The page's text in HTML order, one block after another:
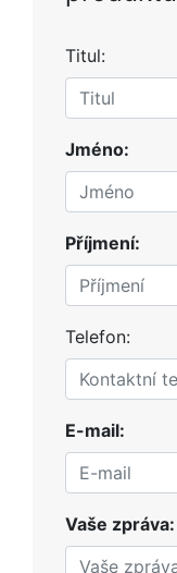
Titul:
Jméno:
Příjmení:
Telefon:
E-mail:
Vaše zpráva: